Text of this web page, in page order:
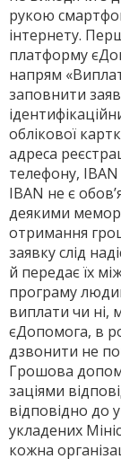
рукою
інтернету.
платформу
напрям
заповнити
облікової
адреса
телефону,
IBAN не є
деякими
отримання
заявку слід
й передає їх
програму
виплати чи ні,
єДопомога, в
дзвонити не
Грошова
заціями
від­повідно до
укладених
кожна